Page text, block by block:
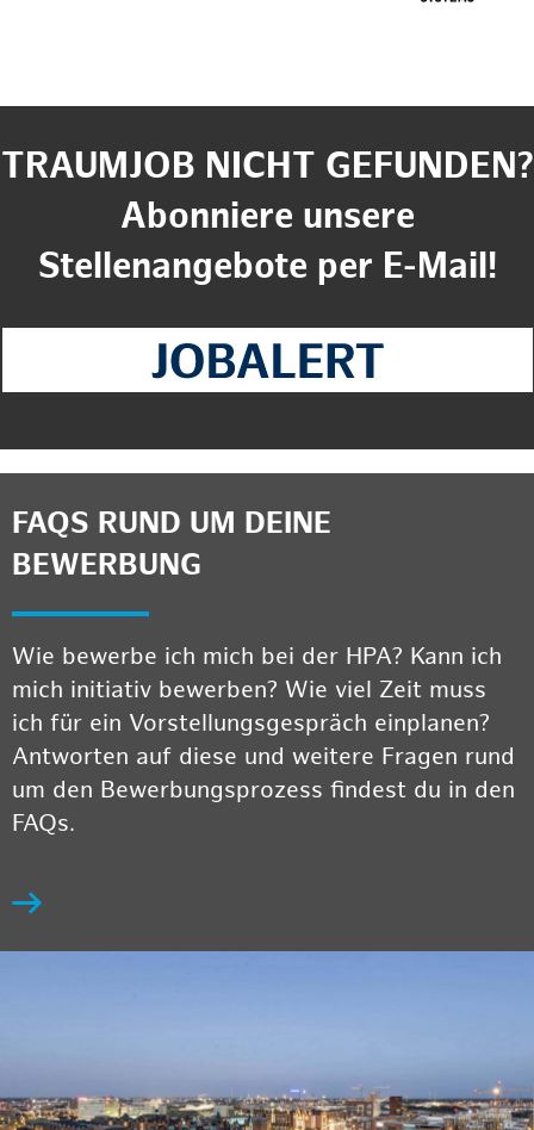
TRAUMJOB NICHT GEFUNDEN?
Abonniere unsere
Stellenangebote per E-Mail!
FAQS RUND UM DEINE
BEWERBUNG
Wie bewerbe ich mich bei der HPA? Kann ich
mich initiativ bewerben? Wie viel Zeit muss
ich für ein Vorstellungsgespräch einplanen?
Antworten auf diese und weitere Fragen rund
um den Bewerbungsprozess findest du in den
FAQs.